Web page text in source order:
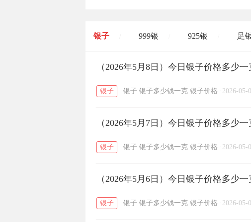
银子 999银 925银 足
开国纪念币 大清银币 /
菜百 周生生 周大生
六福 / 金至尊 / 潮宏基 /
（2026年5月8日）今日银子价格多少
银子 银子 银子多少钱一克 银子价格 · 2026-05-
（2026年5月7日）今日银子价格多少
银子 银子 银子多少钱一克 银子价格 · 2026-05-
（2026年5月6日）今日银子价格多少
银子 银子 银子多少钱一克 银子价格 · 2026-05-